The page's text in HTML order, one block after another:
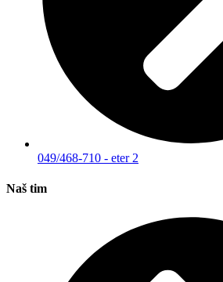
049/468-710 - eter 2
Naš tim